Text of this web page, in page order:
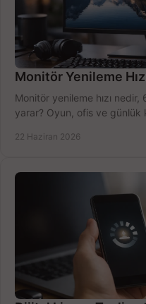
Monitör Yenileme
Monitör yenileme hızı
yarar? Oyun, ofis ve günlük
22 Haziran 2026